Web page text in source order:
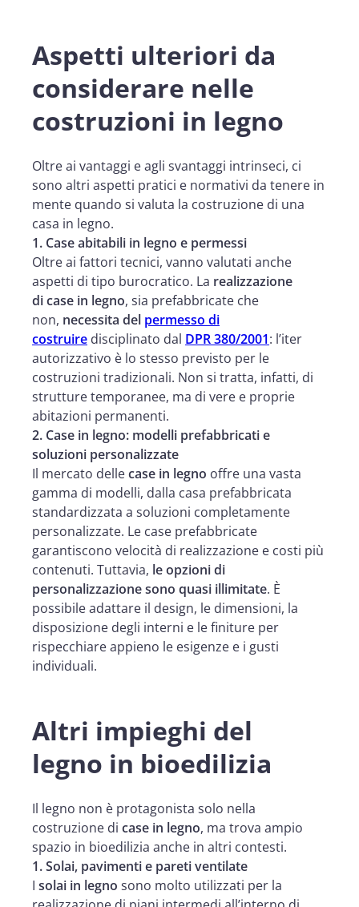
Aspetti ulteriori da
considerare nelle
costruzioni in legno
Oltre ai vantaggi e agli svantaggi intrinseci, ci
sono altri aspetti pratici e normativi da tenere in
mente quando si valuta la costruzione di una
casa in legno.
1. Case abitabili in legno e permessi
Oltre ai fattori tecnici, vanno valutati anche
aspetti di tipo burocratico. La realizzazione
di case in legno, sia prefabbricate che
non, necessita del permesso di
costruire disciplinato dal DPR 380/2001: l’iter
autorizzativo è lo stesso previsto per le
costruzioni tradizionali. Non si tratta, infatti, di
strutture temporanee, ma di vere e proprie
abitazioni permanenti.
2. Case in legno: modelli prefabbricati e
soluzioni personalizzate
Il mercato dellecase in legno offre una vasta
gamma di modelli, dalla casa prefabbricata
standardizzata a soluzioni completamente
personalizzate. Le case prefabbricate
garantiscono velocità di realizzazione e costi più
contenuti. Tuttavia, le opzioni di
personalizzazione sono quasi illimitate. È
possibile adattare il design, le dimensioni, la
disposizione degli interni e le finiture per
rispecchiare appieno le esigenze e i gusti
individuali.
Altri impieghi del
legno in bioedilizia
Il legno non è protagonista solo nella
costruzione di case in legno, ma trova ampio
spazio in bioedilizia anche in altri contesti.
1. Solai, pavimenti e pareti ventilate
I solai in legno sono molto utilizzati per la